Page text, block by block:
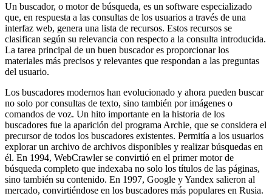
Un buscador, o motor de búsqueda, es un software especializado
que, en respuesta a las consultas de los usuarios a través de una
interfaz web, genera una lista de recursos. Estos recursos se
clasifican según su relevancia con respecto a la consulta introducida.
La tarea principal de un buen buscador es proporcionar los
materiales más precisos y relevantes que respondan a las preguntas
del usuario.
Los buscadores modernos han evolucionado y ahora pueden buscar
no solo por consultas de texto, sino también por imágenes o
comandos de voz. Un hito importante en la historia de los
buscadores fue la aparición del programa Archie, que se considera el
precursor de todos los buscadores existentes. Permitía a los usuarios
explorar un archivo de archivos disponibles y realizar búsquedas en
él. En 1994, WebCrawler se convirtió en el primer motor de
búsqueda completo que indexaba no solo los títulos de las páginas,
sino también su contenido. En 1997, Google y Yandex salieron al
mercado, convirtiéndose en los buscadores más populares en Rusia.